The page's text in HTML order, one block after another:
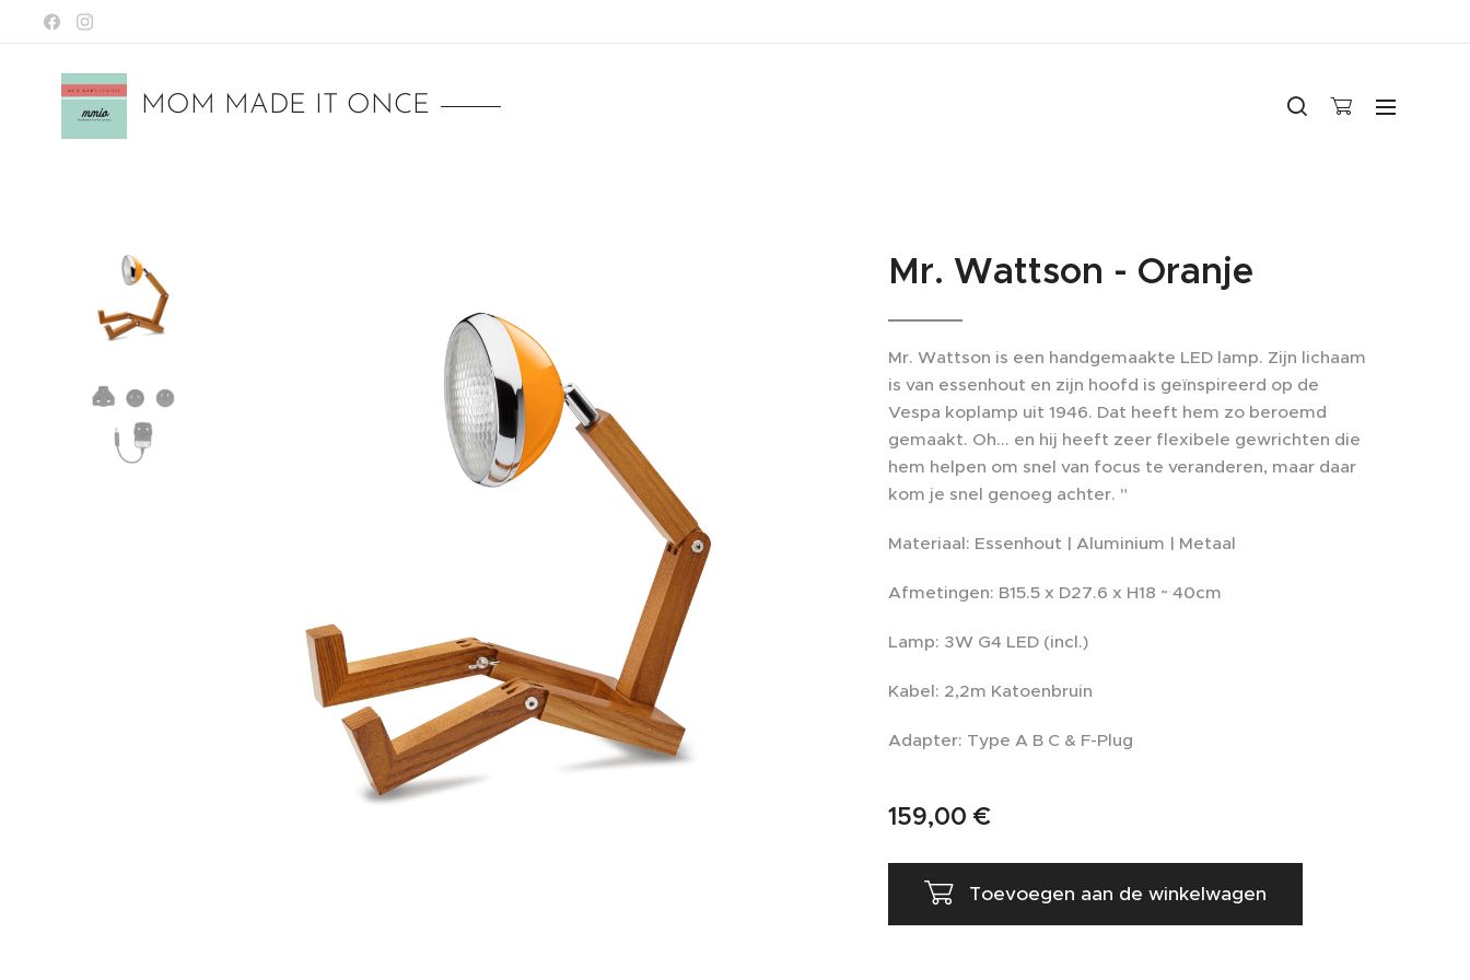
MOM MADE IT ONCE
Mr. Wattson - Oranje
Mr. Wattson is een handgemaakte LED lamp. Zijn lichaam
is van essenhout en zijn hoofd is geïnspireerd op de
Vespa koplamp uit 1946. Dat heeft hem zo beroemd
gemaakt. Oh... en hij heeft zeer flexibele gewrichten die
hem helpen om snel van focus te veranderen, maar daar
kom je snel genoeg achter. "
Materiaal: Essenhout | Aluminium | Metaal
Afmetingen: B15.5 x D27.6 x H18 ~ 40cm
Lamp: 3W G4 LED (incl.)
Kabel: 2,2m Katoenbruin
Adapter: Type A B C & F-Plug
159,00 €
Toevoegen aan de winkelwagen